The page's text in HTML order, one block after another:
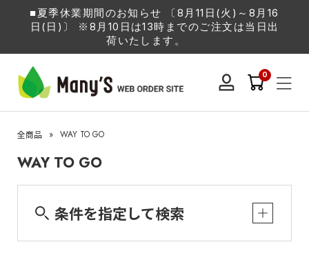
■夏季休業期間のお知らせ 〔8月11日(火)～8月16
日(日)〕 ※8月10日は13時までのご注文は当日出
荷いたします。
0
全商品 » WAY TO GO
WAY TO GO
条件を指定して検索